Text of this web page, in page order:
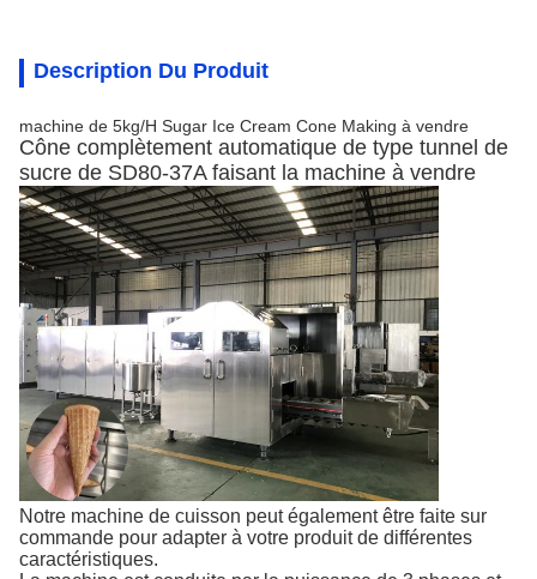
Description Du Produit
machine de 5kg/H Sugar Ice Cream Cone Making à vendre
Cône complètement automatique de type tunnel de
sucre de SD80-37A faisant la machine à vendre
Notre machine de cuisson peut également être faite sur
commande pour adapter à votre produit de différentes
caractéristiques.